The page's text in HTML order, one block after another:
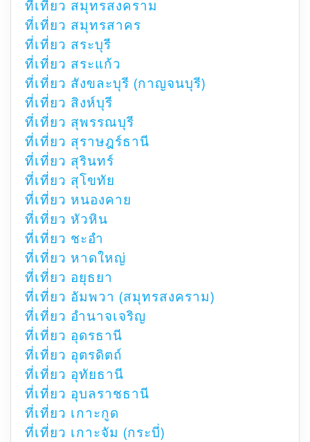
ที่เที่ยว สมุทรสงคราม
ที่เที่ยว สมุทรสาคร
ที่เที่ยว สระบุรี
ที่เที่ยว สระแก้ว
ที่เที่ยว สังขละบุรี (กาญจนบุรี)
ที่เที่ยว สิงห์บุรี
ที่เที่ยว สุพรรณบุรี
ที่เที่ยว สุราษฎร์ธานี
ที่เที่ยว สุรินทร์
ที่เที่ยว สุโขทัย
ที่เที่ยว หนองคาย
ที่เที่ยว หัวหิน
ที่เที่ยว ชะอำ
ที่เที่ยว หาดใหญ่
ที่เที่ยว อยุธยา
ที่เที่ยว อัมพวา (สมุทรสงคราม)
ที่เที่ยว อำนาจเจริญ
ที่เที่ยว อุดรธานี
ที่เที่ยว อุตรดิตถ์
ที่เที่ยว อุทัยธานี
ที่เที่ยว อุบลราชธานี
ที่เที่ยว เกาะกูด
ที่เที่ยว เกาะจัม (กระบี่)